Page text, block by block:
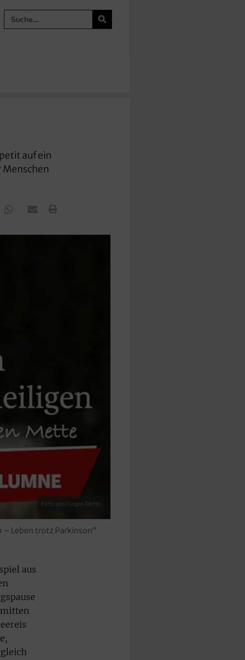
auf ein
Menschen
Foto: pro/Jürgen Mette
– Leben trotz Parkinson“
aus
mitten